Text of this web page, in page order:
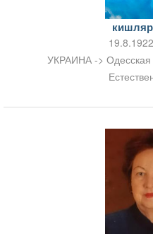
УКРАИНА -> Одесская